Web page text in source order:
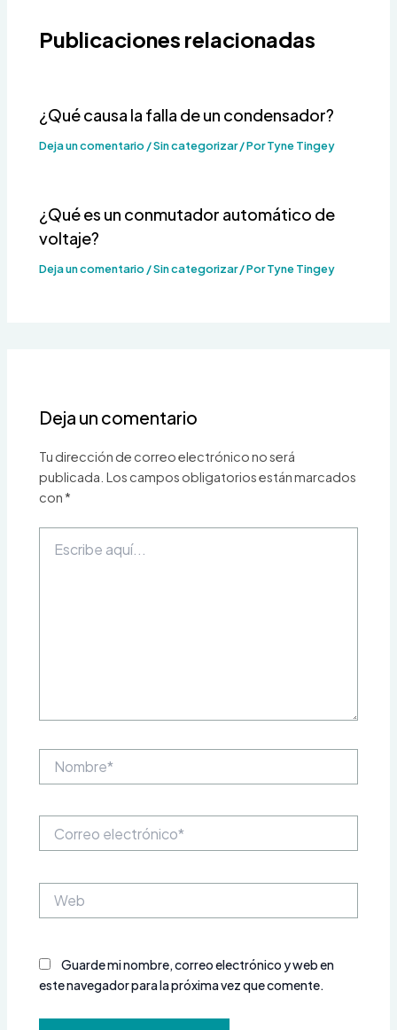
Publicaciones relacionadas
¿Qué causa la falla de un condensador?
Deja un comentario/Sin categorizar/ PorTyne Tingey
¿Qué es un conmutador automático de
voltaje?
Deja un comentario/Sin categorizar/ PorTyne Tingey
Deja un comentario
Tu dirección de correo electrónico no será
publicada. Los campos obligatorios están marcados
con*
aquí...
electrónico*
Guarde mi nombre, correo electrónico y web en
este navegador para la próxima vez que comente.